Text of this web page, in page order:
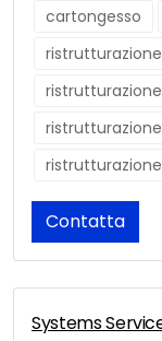
cartongesso
ristrutturazione
Contatta
Systems